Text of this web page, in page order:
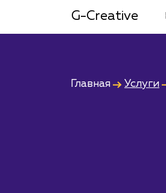
G-Creative
Главная Услуги